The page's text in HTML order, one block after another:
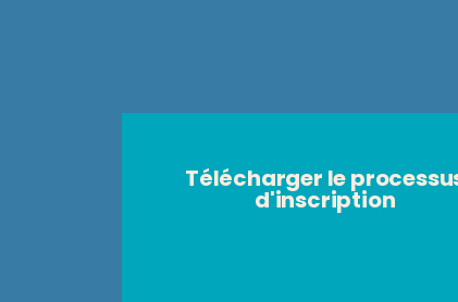
Télécharger le
d'inscription